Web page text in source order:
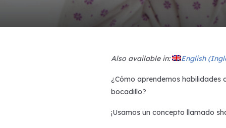
Also available in: English(
¿Cómo aprendemos habilidades
bocadillo?
¡Usamos un concepto llamado